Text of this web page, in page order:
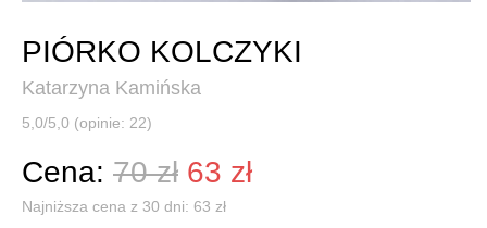
PIÓRKO KOLCZYKI
Katarzyna Kamińska
5,0/5,0 (opinie: 22)
Cena: 70 zł 63 zł
Najniższa cena z 30 dni: 63 zł